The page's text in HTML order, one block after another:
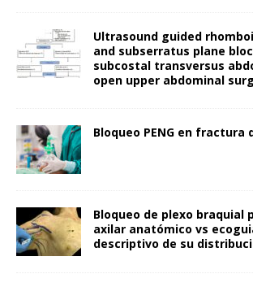
Ultrasound guided
and subserratus plane
subcostal transversus
open upper abdominal
Bloqueo PENG en fractura
Bloqueo de plexo braquial
axilar anatómico vs
descriptivo de su